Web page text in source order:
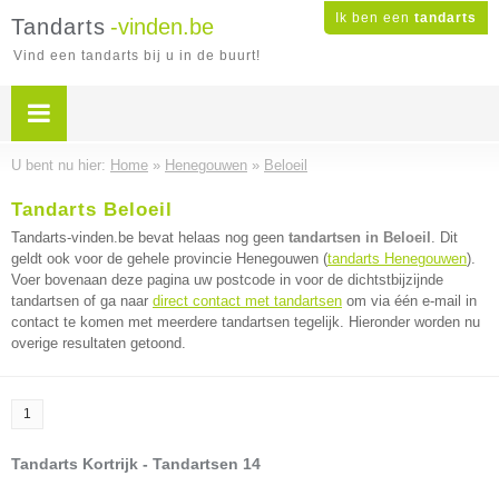
Ik ben een tandarts
Tandarts -vinden.be
Vind een tandarts bij u in de buurt!
U bent nu hier: Home » Henegouwen » Beloeil
Tandarts Beloeil
Tandarts-vinden.be bevat helaas nog geen tandartsen in Beloeil . Dit
geldt ook voor de gehele provincie Henegouwen (tandarts Henegouwen).
Voer bovenaan deze pagina uw postcode in voor de dichtstbijzijnde
tandartsen of ga naar direct contact met tandartsen om via één e-mail in
contact te komen met meerdere tandartsen tegelijk. Hieronder worden nu
overige resultaten getoond.
1
Tandarts Kortrijk - Tandartsen 14